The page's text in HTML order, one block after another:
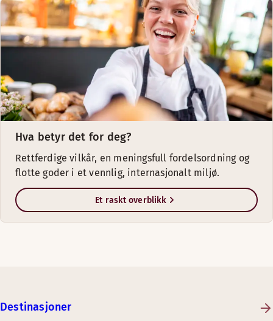
Hva betyr det for deg?
Rettferdige vilkår, en meningsfull fordelsordning og
flotte goder i et vennlig, internasjonalt miljø.
Et raskt overblikk
Destinasjoner